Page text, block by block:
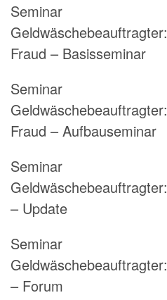
Seminar
Geldwäschebeauftragter:
Fraud – Basisseminar
Seminar
Geldwäschebeauftragter:
Fraud – Aufbauseminar
Seminar
Geldwäschebeauftragter:
– Update
Seminar
Geldwäschebeauftragter:
– Forum